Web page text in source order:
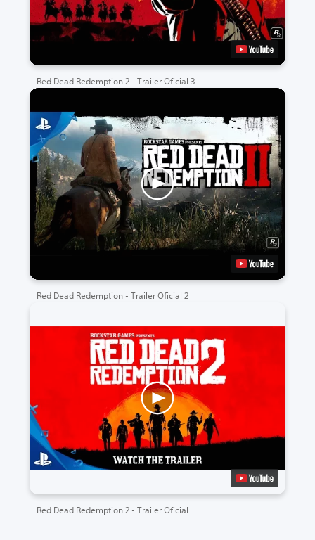
Red Dead Redemption 2 - Trailer Oficial 3
Red Dead Redemption - Trailer Oficial 2
Red Dead Redemption 2 - Trailer Oficial